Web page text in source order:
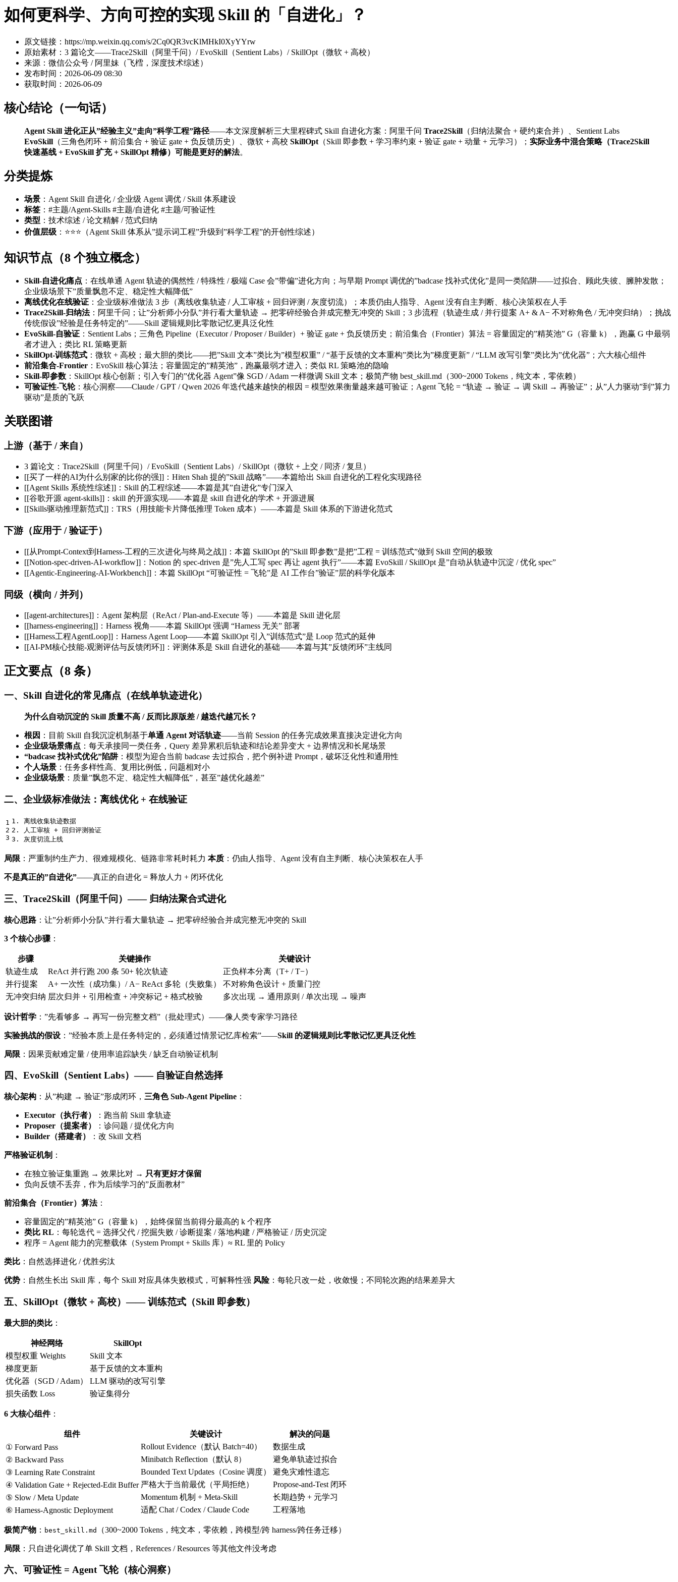
如何更科学、方向可控的实现 Skill 的「自进化」？
原文链接：https://mp.weixin.qq.com/s/2Cq0QR3vcKlMHkI0XyYYrw
原始素材：3 篇论文——Trace2Skill（阿里千问）/ EvoSkill（Sentient Labs）/ SkillOpt（微软 + 高校）
来源：微信公众号 / 阿里妹（飞樰，深度技术综述）
发布时间：2026-06-09 08:30
获取时间：2026-06-09
核心结论（一句话）
Agent Skill 进化正从”经验主义”走向”科学工程”路径——本文深度解析三大里程碑式 Skill 自进化方案：阿里千问 Trace2Skill （归纳法聚合 + 硬约束合并）、Sentient Labs
EvoSkill （三角色闭环 + 前沿集合 + 验证 gate + 负反馈历史）、微软 + 高校 SkillOpt （Skill 即参数 + 学习率约束 + 验证 gate + 动量 + 元学习）； 实际业务中混合策略（Trace2Skill
快速基线 + EvoSkill 扩充 + SkillOpt 精修）可能是更好的解法。
分类提炼
场景 ：Agent Skill 自进化 / 企业级 Agent 调优 / Skill 体系建设
标签 ：#主题/Agent-Skills #主题/自进化 #主题/可验证性
类型 ：技术综述 / 论文精解 / 范式归纳
价值层级 ：⭐⭐⭐（Agent Skill 体系从”提示词工程”升级到”科学工程”的开创性综述）
知识节点（8 个独立概念）
Skill-自进化痛点 ：在线单通 Agent 轨迹的偶然性 / 特殊性 / 极端 Case 会”带偏”进化方向；与早期 Prompt 调优的”badcase 找补式优化”是同一类陷阱——过拟合、顾此失彼、臃肿发散；
企业级场景下”质量飘忽不定、稳定性大幅降低”
离线优化在线验证 ：企业级标准做法 3 步（离线收集轨迹 / 人工审核 + 回归评测 / 灰度切流）；本质仍由人指导、Agent 没有自主判断、核心决策权在人手
Trace2Skill-归纳法：阿里千问；让”分析师小分队”并行看大量轨迹 → 把零碎经验合并成完整无冲突的 Skill；3 步流程（轨迹生成 / 并行提案 A+ & A− 不对称角色 / 无冲突归纳）；挑战
传统假设”经验是任务特定的”——Skill 逻辑规则比零散记忆更具泛化性
EvoSkill-自验证 ：Sentient Labs；三角色 Pipeline（Executor / Proposer / Builder）+ 验证 gate + 负反馈历史；前沿集合（Frontier）算法 = 容量固定的”精英池” G（容量 k），跑赢 G 中最弱
者才进入；类比 RL 策略更新
SkillOpt-训练范式 ：微软 + 高校；最大胆的类比——把”Skill 文本”类比为”模型权重” / “基于反馈的文本重构”类比为”梯度更新” / “LLM 改写引擎”类比为”优化器”；六大核心组件
前沿集合-Frontier ：EvoSkill 核心算法；容量固定的”精英池”，跑赢最弱才进入；类似 RL 策略池的隐喻
Skill-即参数 ：SkillOpt 核心创新；引入专门的”优化器 Agent”像 SGD / Adam 一样微调 Skill 文本；极简产物 best_skill.md（300~2000 Tokens，纯文本，零依赖）
可验证性-飞轮：核心洞察——Claude / GPT / Qwen 2026 年迭代越来越快的根因 = 模型效果衡量越来越可验证；Agent 飞轮 = “轨迹 → 验证 → 调 Skill → 再验证”；从”人力驱动”到”算力
驱动”是质的飞跃
关联图谱
上游（基于 / 来自）
3 篇论文：Trace2Skill（阿里千问）/ EvoSkill（Sentient Labs）/ SkillOpt（微软 + 上交 / 同济 / 复旦）
[[买了一样的AI为什么别家的比你的强]]：Hiten Shah 提的”Skill 战略”——本篇给出 Skill 自进化的工程化实现路径
[[Agent Skills 系统性综述]]：Skill 的工程综述——本篇是其”自进化”专门深入
[[谷歌开源 agent-skills]]：skill 的开源实现——本篇是 skill 自进化的学术 + 开源进展
[[Skills驱动推理新范式]]：TRS（用技能卡片降低推理 Token 成本）——本篇是 Skill 体系的下游进化范式
下游（应用于 / 验证于）
[[从Prompt-Context到Harness-工程的三次进化与终局之战]]：本篇 SkillOpt 的”Skill 即参数”是把”工程 = 训练范式”做到 Skill 空间的极致
[[Notion-spec-driven-AI-workflow]]：Notion 的 spec-driven 是”先人工写 spec 再让 agent 执行”——本篇 EvoSkill / SkillOpt 是”自动从轨迹中沉淀 / 优化 spec”
[[Agentic-Engineering-AI-Workbench]]：本篇 SkillOpt “可验证性 = 飞轮”是 AI 工作台”验证”层的科学化版本
同级（横向 / 并列）
[[agent-architectures]]：Agent 架构层（ReAct / Plan-and-Execute 等）——本篇是 Skill 进化层
[[harness-engineering]]：Harness 视角——本篇 SkillOpt 强调 “Harness 无关” 部署
[[Harness工程AgentLoop]]：Harness Agent Loop——本篇 SkillOpt 引入”训练范式”是 Loop 范式的延伸
[[AI-PM核心技能-观测评估与反馈闭环]]：评测体系是 Skill 自进化的基础——本篇与其”反馈闭环”主线同
正文要点（8 条）
一、Skill 自进化的常见痛点（在线单轨迹进化）
为什么自动沉淀的 Skill 质量不高 / 反而比原版差 / 越迭代越冗长？
根因 ：目前 Skill 自我沉淀机制基于单通 Agent 对话轨迹——当前 Session 的任务完成效果直接决定进化方向
企业级场景痛点 ：每天承接同一类任务，Query 差异累积后轨迹和结论差异变大 + 边界情况和长尾场景
“badcase 找补式优化”陷阱：模型为迎合当前 badcase 去过拟合，把个例补进 Prompt，破坏泛化性和通用性
个人场景 ：任务多样性高、复用比例低，问题相对小
企业级场景 ：质量”飘忽不定、稳定性大幅降低”，甚至”越优化越差”
二、企业级标准做法：离线优化 + 在线验证
1
2
1. 离线收集轨迹数据
2. 人工审核 + 回归评测验证
局限 ：严重制约生产力、很难规模化、链路非常耗时耗力 本质 ：仍由人指导、Agent 没有自主判断、核心决策权在人手
不是真正的”自进化”——真正的自进化 = 释放人力 + 闭环优化
三、Trace2Skill（阿里千问）—— 归纳法聚合式进化
核心思路 ：让”分析师小分队”并行看大量轨迹 → 把零碎经验合并成完整无冲突的 Skill
3 个核心步骤 ：
步骤 关键操作
关键设计
轨迹生成
ReAct 并行跑 200 条 50+ 轮次轨迹
正负样本分离（T+ / T−）
并行提案
A+ 一次性（成功集）/ A− ReAct 多轮（失败集）
不对称角色设计 + 质量门控
无冲突归纳 层次归并 + 引用检查 + 冲突标记 + 格式校验 多次出现 → 通用原则 / 单次出现 → 噪声
设计哲学 ：”先看够多 → 再写一份完整文档”（批处理式）——像人类专家学习路径
实验挑战的假设 ：”经验本质上是任务特定的，必须通过情景记忆库检索”——Skill 的逻辑规则比零散记忆更具泛化性
局限 ：因果贡献难定量 / 使用率追踪缺失 / 缺乏自动验证机制
四、EvoSkill（Sentient Labs）—— 自验证自然选择
核心架构 ：从”构建 → 验证”形成闭环， 三角色 Sub-Agent Pipeline ：
Executor（执行者）
：跑当前 Skill 拿轨迹
Proposer（提案者）
：诊问题 / 提优化方向
Builder（搭建者）
：改 Skill 文档
严格验证机制 ：
在独立验证集重跑 → 效果比对 → 只有更好才保留
负向反馈不丢弃，作为后续学习的”反面教材”
前沿集合（Frontier）算法：
容量固定的”精英池” G（容量 k），始终保留当前得分最高的 k 个程序
类比 RL ：每轮迭代 = 选择父代 / 挖掘失败 / 诊断提案 / 落地构建 / 严格验证 / 历史沉淀
程序 = Agent 能力的完整载体（System Prompt + Skills 库）≈ RL 里的 Policy
类比 ：自然选择进化 / 优胜劣汰
优势 ：自然生长出 Skill 库，每个 Skill 对应具体失败模式，可解释性强 风险：每轮只改一处，收敛慢；不同轮次跑的结果差异大
五、SkillOpt（微软 + 高校）—— 训练范式（Skill 即参数）
最大胆的类比 ：
神经网络
SkillOpt
模型权重 Weights
Skill 文本
梯度更新
基于反馈的文本重构
优化器（SGD / Adam）
LLM 驱动的改写引擎
损失函数 Loss
验证集得分
6 大核心组件：
组件 关键设计
解决的问题
① Forward Pass
Rollout Evidence（默认 Batch=40）
数据生成
② Backward Pass
Minibatch Reflection（默认 8）
避免单轨迹过拟合
③ Learning Rate Constraint
Bounded Text Updates（Cosine 调度）
避免灾难性遗忘
④ Validation Gate + Rejected-Edit Buffer 严格大于当前最优（平局拒绝）
Propose-and-Test 闭环
⑤ Slow / Meta Update
Momentum 机制 + Meta-Skill
长期趋势 + 元学习
⑥ Harness-Agnostic Deployment
适配 Chat / Codex / Claude Code 工程落地
极简产物 ： best_skill.md （300~2000 Tokens，纯文本，零依赖，跨模型/跨 harness/跨任务迁移）
局限 ：只自进化调优了单 Skill 文档，References / Resources 等其他文件没考虑
六、可验证性 = Agent 飞轮（核心洞察）